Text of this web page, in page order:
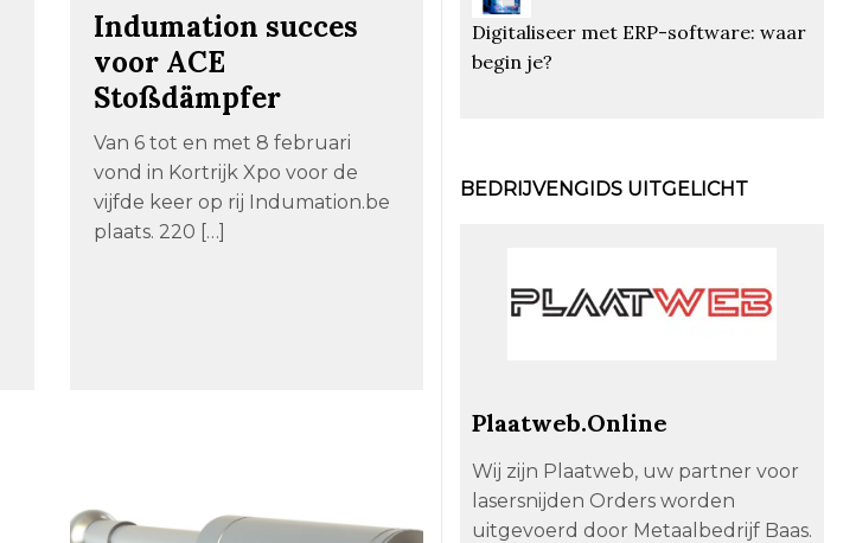
Indumation succes
voor ACE
Stoßdämpfer
Van 6 tot en met 8 februari
vond in Kortrijk Xpo voor de
vijfde keer op rij Indumation.be
plaats. 220 […]
Digitaliseer met ERP-software: waar
begin je?
BEDRIJVENGIDS UITGELICHT
Plaatweb.Online
Wij zijn Plaatweb, uw partner voor
lasersnijden Orders worden
uitgevoerd door Metaalbedrijf Baas.